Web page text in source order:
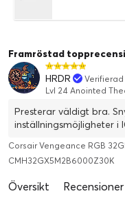
Framröstad
HRDR
Lvl 24 Anointed
Presterar väldigt bra.
inställningsmöjligheter i
Corsair Vengeance RGB
CMH32GX5M2B6000Z30K
Översikt Recensioner